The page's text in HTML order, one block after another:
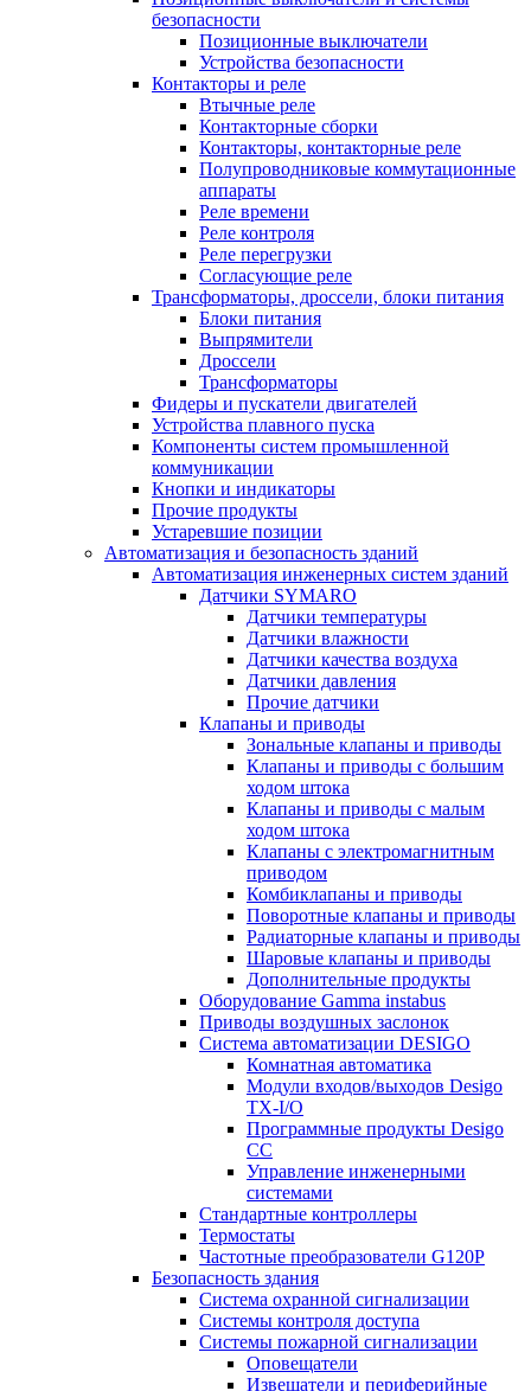
безопасности
Позиционные выключатели
Устройства безопасности
Контакторы и реле
Втычные реле
Контакторные сборки
Контакторы, контакторные реле
Полупроводниковые коммутационные
аппараты
Реле времени
Реле контроля
Реле перегрузки
Согласующие реле
Трансформаторы, дроссели, блоки питания
Блоки питания
Выпрямители
Дроссели
Трансформаторы
Фидеры и пускатели двигателей
Устройства плавного пуска
Компоненты систем промышленной
коммуникации
Кнопки и индикаторы
Прочие продукты
Устаревшие позиции
Автоматизация и безопасность зданий
Автоматизация инженерных систем зданий
Датчики SYMARO
Датчики температуры
Датчики влажности
Датчики качества воздуха
Датчики давления
Прочие датчики
Клапаны и приводы
Зональные клапаны и приводы
Клапаны и приводы с большим
ходом штока
Клапаны и приводы с малым
ходом штока
Клапаны с электромагнитным
приводом
Комбиклапаны и приводы
Поворотные клапаны и приводы
Радиаторные клапаны и приводы
Шаровые клапаны и приводы
Дополнительные продукты
Оборудование Gamma instabus
Приводы воздушных заслонок
Система автоматизации DESIGO
Комнатная автоматика
Модули входов/выходов Desigo
TX-I/O
Программные продукты Desigo
CC
Управление инженерными
системами
Стандартные контроллеры
Термостаты
Частотные преобразователи G120P
Безопасность здания
Система охранной сигнализации
Системы контроля доступа
Системы пожарной сигнализации
Оповещатели
Извещатели и периферийные